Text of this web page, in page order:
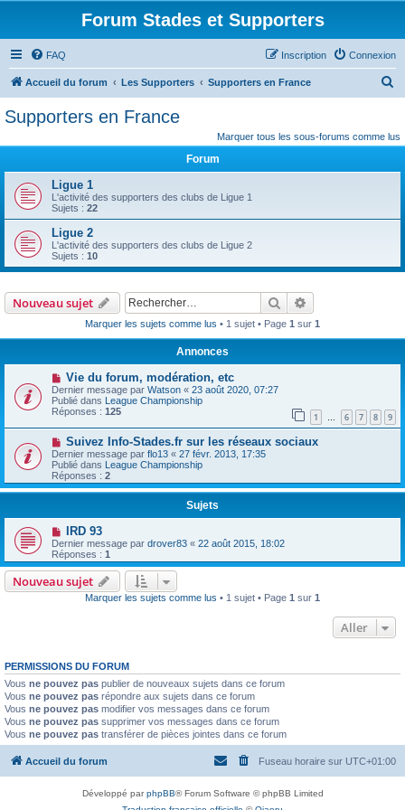
Forum Stades et Supporters
FAQ Connexion
Inscription
Accueil du forum Les Supporters Supporters en France
h
Supporters en France
Marquer tous les sous-forums comme lus
Forum
Ligue 1
L'activité des supporters des clubs de Ligue 1
Sujets : 22
Ligue 2
L'activité des supporters des clubs de Ligue 2
Sujets : 10
Nouveau sujet Rechercher
Marquer les sujets comme lus • 1 sujet • Page 1 sur 1
Annonces
Vie du forum, modération, etc
Dernier message par Watson « 23 août 2020, 07:27
Publié dans League Championship
Réponses : 125 1 … 6 7 8 9
Suivez Info-Stades.fr sur les réseaux sociaux
Dernier message par flo13 « 27 févr. 2013, 17:35
Publié dans League Championship
Réponses : 2
Sujets
IRD 93
Dernier message par drover83 « 22 août 2015, 18:02
Réponses : 1
Nouveau sujet
Marquer les sujets comme lus • 1 sujet • Page 1 sur 1
Aller
PERMISSIONS DU FORUM
Vous ne pouvez pas publier de nouveaux sujets dans ce forum
Vous ne pouvez pas répondre aux sujets dans ce forum
Vous ne pouvez pas modifier vos messages dans ce forum
Vous ne pouvez pas supprimer vos messages dans ce forum
Vous ne pouvez pas transférer de pièces jointes dans ce forum
Accueil du forum Fuseau horaire sur UTC+01:00
Développé parphpBB® Forum Software © phpBB Limited